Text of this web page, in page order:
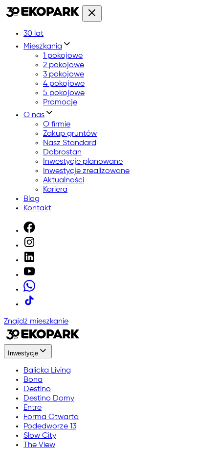
30 lat
Mieszkania
1 pokojowe
2 pokojowe
3 pokojowe
4 pokojowe
5 pokojowe
Promocje
O nas
O firmie
Zakup gruntów
Nasz Standard
Dobrostan
Inwestycje planowane
Inwestycje zrealizowane
Aktualności
Kariera
Blog
Kontakt
Znajdź mieszkanie
Inwestycje
Balicka Living
Bona
Destino
Destino Domy
Entre
Forma Otwarta
Podedworze 13
Slow City
The View